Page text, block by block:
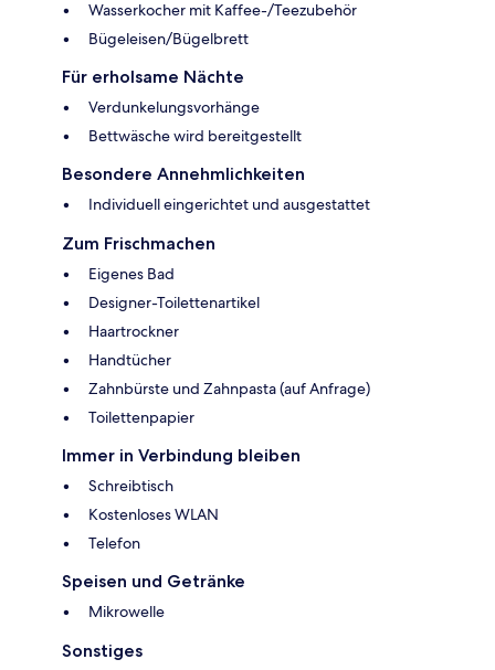
Wasserkocher mit Kaffee-/Teezubehör
Bügeleisen/Bügelbrett
Für erholsame Nächte
Verdunkelungsvorhänge
Bettwäsche wird bereitgestellt
Besondere Annehmlichkeiten
Individuell eingerichtet und ausgestattet
Zum Frischmachen
Eigenes Bad
Designer-Toilettenartikel
Haartrockner
Handtücher
Zahnbürste und Zahnpasta (auf Anfrage)
Toilettenpapier
Immer in Verbindung bleiben
Schreibtisch
Kostenloses WLAN
Telefon
Speisen und Getränke
Mikrowelle
Sonstiges